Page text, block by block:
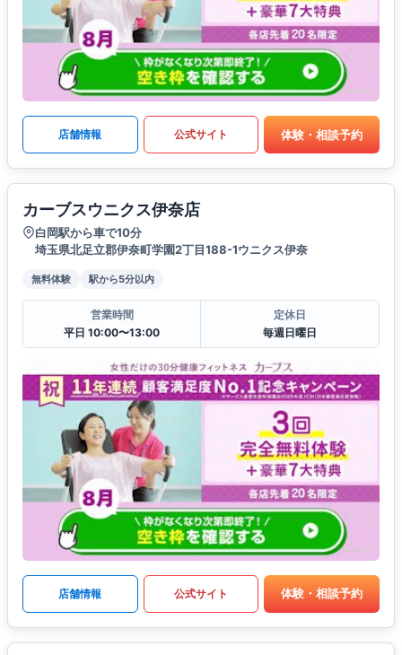
店舗情報 公式サイト 体験・相談予約
カーブスウニクス伊奈店
白岡駅から車で10分
埼玉県北足立郡伊奈町学園2丁目188-1ウニクス伊奈
無料体験 駅から5分以内
営業時間
平日 10:00〜13:00
定休日
毎週日曜日
店舗情報 公式サイト 体験・相談予約